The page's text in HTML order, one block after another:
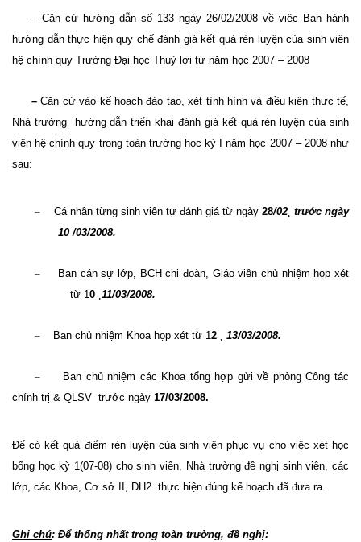
– Căn cứ hướng dẫn số 133 ngày 26/02/2008 về việc Ban hành
hướng dẫn thực hiện quy chế đánh giá kết quả rèn luyện của sinh viên
hệ chính quy Trường Đại học Thuỷ lợi từ năm học 2007 – 2008
–Căn cứ vào kế hoạch đào tạo, xét tình hình và điều kiện thực tế,
Nhà trường
hướng dẫn triển khai đánh giá kết quả rèn luyện của sinh
viên hệ chính quy trong toàn trường học kỳ I năm học 2007 – 2008 như
sau:
– Cá nhân từng sinh viên tự đánh giá từ ngày 28/02¸ trước ngày
10 /03/2008.
–
Ban cán sự lớp, BCH chi đoàn, Giáo viên chủ nhiệm họp xét
từ 10 11/03/2008.
– Ban chủ nhiệm Khoa họp xét từ 12 13/03/2008.
–
Ban chủ nhiệm các Khoa tổng hợp gửi về phòng Công tác
chính trị & QLSV trước ngày 17/03/2008.
Để có kết quả điểm rèn luyện của sinh viên phục vụ cho việc xét học
bổng học kỳ 1(07-08) cho sinh viên, Nhà trường đề nghị sinh viên, các
lớp, các Khoa, Cơ sở II, ĐH2 thực hiện đúng kế hoạch đã đưa ra..
Ghi chú: Để thống nhất trong toàn trường, đề nghị: